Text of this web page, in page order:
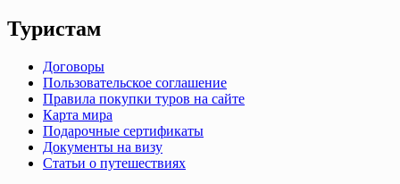
Туристам
Договоры
Пользовательское соглашение
Правила покупки туров на сайте
Карта мира
Подарочные сертификаты
Документы на визу
Статьи о путешествиях